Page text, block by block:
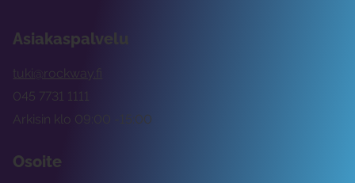
Asiakaspalvelu
tuki@rockway.fi
Arkisin klo 09:00 -15:00
045 7731 1111
Osoite